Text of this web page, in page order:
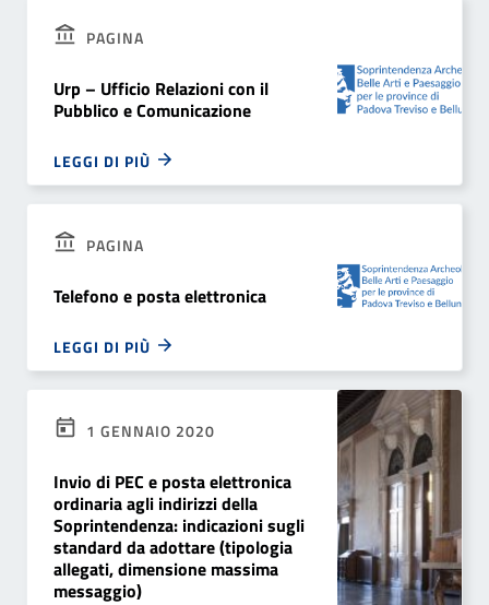
PAGINA
Urp – Ufficio Relazioni con il
Pubblico e Comunicazione
LEGGI DI PIÙ
PAGINA
Telefono e posta elettronica
LEGGI DI PIÙ
1 GENNAIO 2020
Invio di PEC e posta elettronica
ordinaria agli indirizzi della
Soprintendenza: indicazioni sugli
standard da adottare (tipologia
allegati, dimensione massima
messaggio)